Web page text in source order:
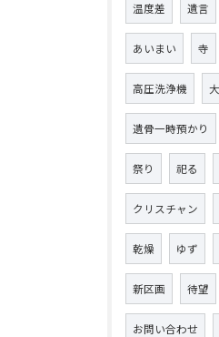
温度差 遺言
あいまい 寺
高圧洗浄機
遺骨一時預かり
祭り 祀る
クリスチャン
乾燥 ゆず
新区画 待望
お問い合わせ